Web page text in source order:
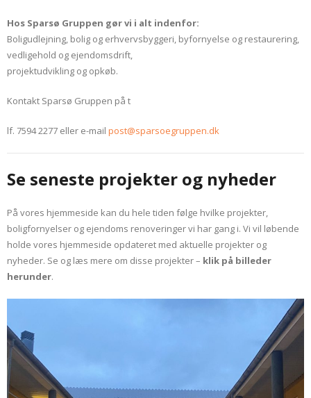
Hos Sparsø Gruppen gør vi i alt indenfor:
Boligudlejning, bolig og erhvervsbyggeri, byfornyelse og restaurering,
vedligehold og ejendomsdrift,
projektudvikling og opkøb.
Kontakt Sparsø Gruppen på t
lf. 7594 2277 eller e-mail post@sparsoegruppen.dk
Se seneste projekter og nyheder
På vores hjemmeside kan du hele tiden følge hvilke projekter,
boligfornyelser og ejendoms renoveringer vi har gang i. Vi vil løbende
holde vores hjemmeside opdateret med aktuelle projekter og
nyheder. Se og læs mere om disse projekter – klik på billeder
herunder.